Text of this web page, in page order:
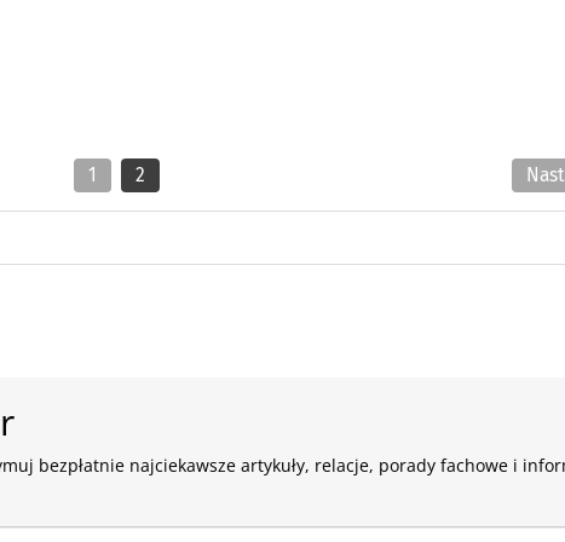
1 2
bezpłatnie najciekawsze artykuły, relacje, porady fachowe i